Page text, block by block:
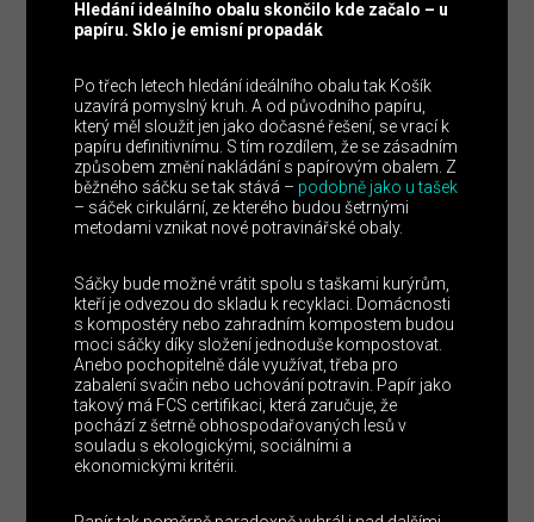
Hledání ideálního obalu skončilo kde začalo – u
papíru. Sklo je emisní propadák
Po třech letech hledání ideálního obalu tak Košík
uzavírá pomyslný kruh. A od původního papíru,
který měl sloužit jen jako dočasné řešení, se vrací k
papíru definitivnímu. S tím rozdílem, že se zásadním
způsobem změní nakládání s papírovým obalem. Z
běžného sáčku se tak stává – podobně jako u tašek
– sáček cirkulární, ze kterého budou šetrnými
metodami vznikat nové potravinářské obaly.
Sáčky bude možné vrátit spolu s taškami kurýrům,
kteří je odvezou do skladu k recyklaci. Domácnosti
s kompostéry nebo zahradním kompostem budou
moci sáčky díky složení jednoduše kompostovat.
Anebo pochopitelně dále využívat, třeba pro
zabalení svačin nebo uchování potravin. Papír jako
takový má FCS certifikaci, která zaručuje, že
pochází z šetrně obhospodařovaných lesů v
souladu s ekologickými, sociálními a
ekonomickými kritérii.